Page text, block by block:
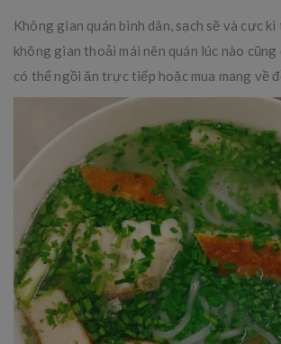
Không gian quán bình dân, sạch sẽ và cực
không gian thoải mái nên quán lúc nào cũng
có thể ngồi ăn trực tiếp hoặc mua mang về